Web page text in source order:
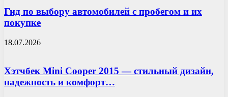
Гид по выбору автомобилей с пробегом и их
покупке
18.07.2026
Хэтчбек Mini Cooper 2015 — стильный дизайн,
надежность и комфорт…